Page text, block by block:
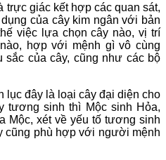
trực giác kết hợp các quan sát,
của cây kim ngân với bản
việc lựa chọn cây nào, vị trí
hợp với mệnh gì vô cùng
sắc của cây, cũng như các bộ
lục đây là loại cây đại diện cho
tương sinh thì Mộc sinh Hỏa,
Mộc, xét về yếu tố tương sinh
cũng phù hợp với người mệnh